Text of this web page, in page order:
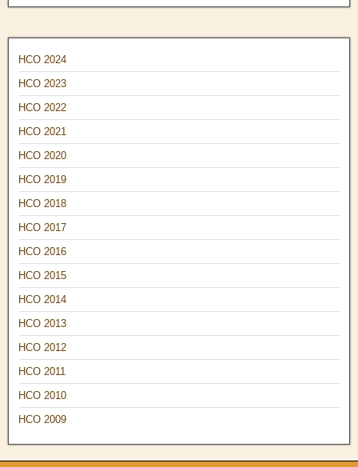
НСО 2024
НСО 2023
НСО 2022
НСО 2021
НСО 2020
НСО 2019
НСО 2018
НСО 2017
НСО 2016
НСО 2015
НСО 2014
НСО 2013
НСО 2012
НСО 2011
НСО 2010
НСО 2009